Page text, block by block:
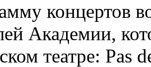
концертов
Академии,
театре: Pas